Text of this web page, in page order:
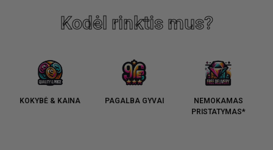
Kodėl rinktis mus?
KOKYBĖ & KAINA PAGALBA GYVAI
NEMOKAMAS
PRISTATYMAS*